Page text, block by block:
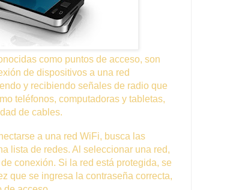
como puntos de acceso, son
de dispositivos a una red
y recibiendo señales de radio que
teléfonos, computadoras y tabletas,
de cables.
a una red WiFi, busca las
lista de redes. Al seleccionar una red,
conexión. Si la red está protegida, se
que se ingresa la contraseña correcta,